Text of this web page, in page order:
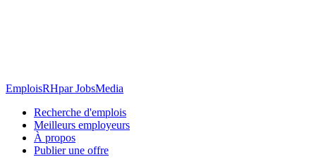
EmploisRHpar JobsMedia
Recherche d'emplois
Meilleurs employeurs
À propos
Publier une offre